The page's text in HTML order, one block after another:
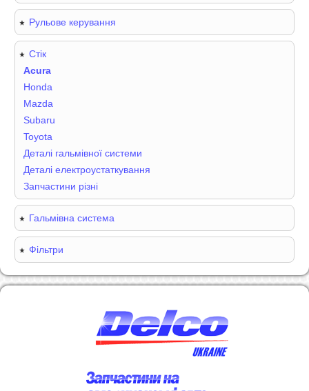
Рульове керування
Стік
Acura
Honda
Mazda
Subaru
Toyota
Деталі гальмівної системи
Деталі електроустаткування
Запчастини різні
Гальмівна система
Фільтри